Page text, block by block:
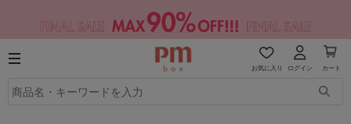
お気に入り ログイン カート